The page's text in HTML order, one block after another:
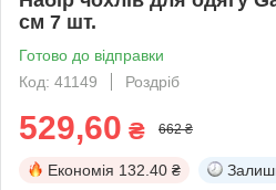
см 7 шт.
Готово до відправки
Код: 41149
Роздріб
529,60 ₴ 662 ₴
Економія 132.40 ₴